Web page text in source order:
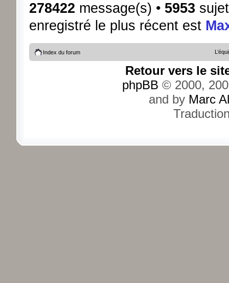
278422 message(s) • 5953
enregistré le plus récent est
Index du forum
Retour vers le
phpBB © 2000,
and by Marc